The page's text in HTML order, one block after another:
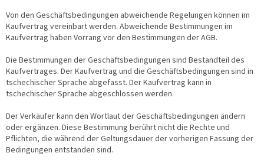
Von den Geschäftsbedingungen abweichende Regelungen können im
Kaufvertrag vereinbart werden. Abweichende Bestimmungen im
Kaufvertrag haben Vorrang vor den Bestimmungen der AGB.
Die Bestimmungen der Geschäftsbedingungen sind Bestandteil des
Kaufvertrages. Der Kaufvertrag und die Geschäftsbedingungen sind in
tschechischer Sprache abgefasst. Der Kaufvertrag kann in
tschechischer Sprache abgeschlossen werden.
Der Verkäufer kann den Wortlaut der Geschäftsbedingungen ändern
oder ergänzen. Diese Bestimmung berührt nicht die Rechte und
Pflichten, die während der Geltungsdauer der vorherigen Fassung der
Bedingungen entstanden sind.